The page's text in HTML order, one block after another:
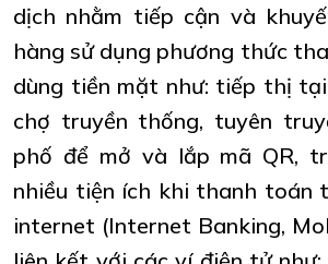
dịch nhằm tiếp cận và
hàng sử dụng phương thức
dùng tiền mặt như: tiếp thị
chợ truyền thống, tuyên
phố để mở và lắp mã QR,
nhiều tiện ích khi thanh toán
internet (Internet Banking,